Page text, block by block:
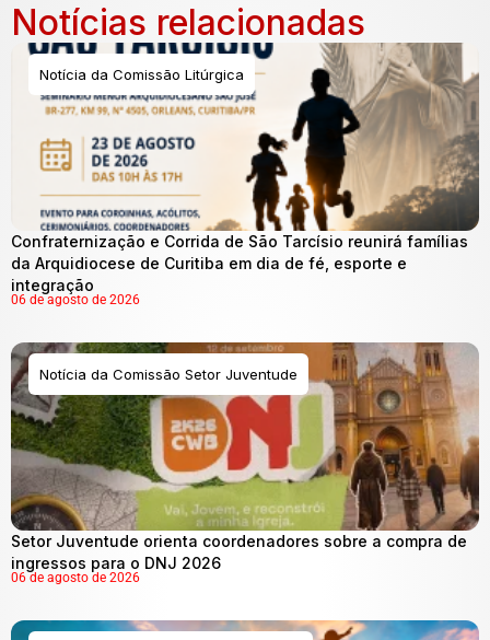
Notícias relacionadas
Notícia da Comissão Litúrgica
Confraternização e Corrida de São Tarcísio reunirá famílias
da Arquidiocese de Curitiba em dia de fé, esporte e
integração
06 de agosto de 2026
Notícia da Comissão Setor Juventude
Setor Juventude orienta coordenadores sobre a compra de
ingressos para o DNJ 2026
06 de agosto de 2026